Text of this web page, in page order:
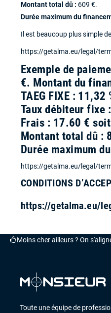
Montant total dû : 609 €.
Durée maximum du
Il est beaucoup plus simple
https://getalma.eu/legal/
Exemple de
€. Montant du
TAEG FIXE : 11,32
Taux débiteur fixe
Frais : 17.60 €
Montant total dû :
Durée maximum
https://getalma.eu/legal/
CONDITIONS
https://getalma.eu/
Moins cher ailleurs ? On
Toute une équipe de